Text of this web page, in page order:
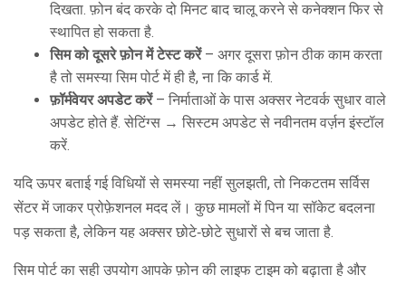
दिखता. फ़ोन बंद करके दो मिनट बाद चालू करने से कनेक्शन फिर से
स्थापित हो सकता है.
सिम को दूसरे फ़ोन में टेस्ट करें– अगर दूसरा फ़ोन ठीक काम करता
है तो समस्या सिम पोर्ट में ही है, ना कि कार्ड में.
फ़ॉर्मवेयर अपडेट करें– निर्माताओं के पास अक्सर नेटवर्क सुधार वाले
अपडेट होते हैं. सेटिंग्स → सिस्टम अपडेट से नवीनतम वर्ज़न इंस्टॉल
करें.
यदि ऊपर बताई गई विधियों से समस्या नहीं सुलझती, तो निकटतम सर्विस
सेंटर में जाकर प्रोफ़ेशनल मदद लें। कुछ मामलों में पिन या सॉकेट बदलना
पड़ सकता है, लेकिन यह अक्सर छोटे‑छोटे सुधारों से बच जाता है.
सिम पोर्ट का सही उपयोग आपके फ़ोन की लाइफ टाइम को बढ़ाता है और